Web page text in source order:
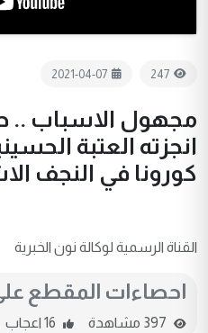
247
2021-04-07
مجهول الاسباب
انجزته العتبة
كورونا في النجف
القناة الرسمية لوكالة نون الخبرية
احصاءات المقطع